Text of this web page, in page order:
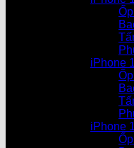
iPhone
iPhone